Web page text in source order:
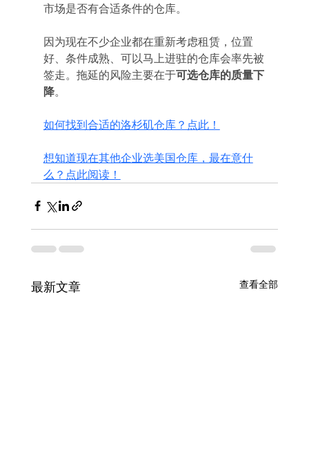
市场是否有合适条件的仓库。
因为现在不少企业都在重新考虑租赁，位置
好、条件成熟、可以马上进驻的仓库会率先被
签走。拖延的风险主要在于可选仓库的质量下
降。
如何找到合适的洛杉矶仓库？点此！
想知道现在其他企业选美国仓库，最在意什
么？点此阅读！
最新文章 查看全部